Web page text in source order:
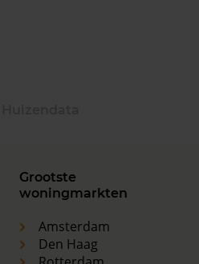
Grootste
woningmarkten
Amsterdam
Den Haag